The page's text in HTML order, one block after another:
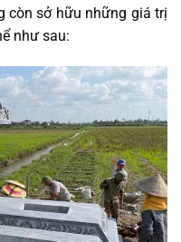
còn sở hữu những giá trị
như sau: